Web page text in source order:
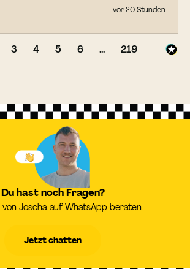
vor 20 Stunden
3 4 5 6 ... 219
Du hast noch Fragen?
von Joscha auf WhatsApp beraten.
Jetzt chatten